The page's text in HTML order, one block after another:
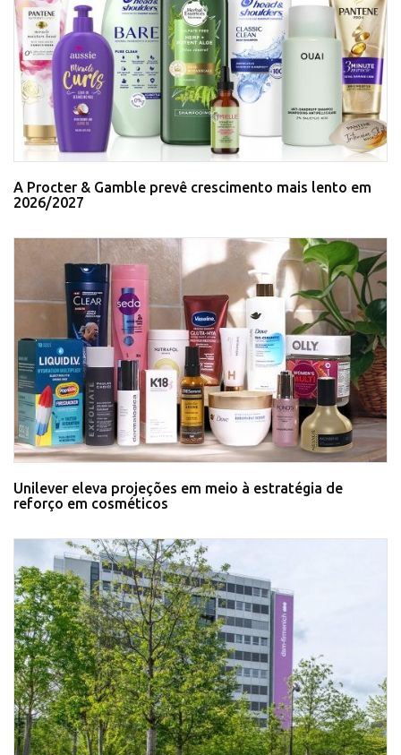
A Procter & Gamble prevê crescimento mais lento em
2026/2027
Unilever eleva projeções em meio à estratégia de
reforço em cosméticos